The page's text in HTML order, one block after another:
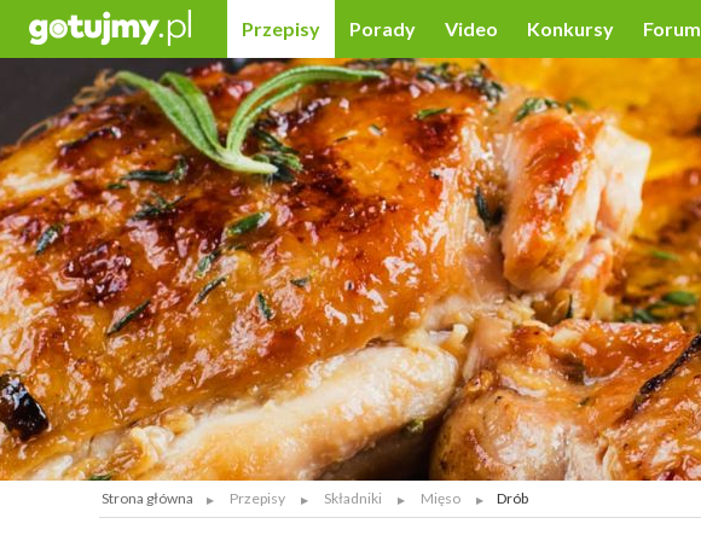
Przepisy Porady Video Konkursy Forum
Strona główna Przepisy Składniki Mięso Drób